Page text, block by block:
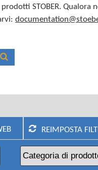
STOBER. Qualora
REIMPOSTA